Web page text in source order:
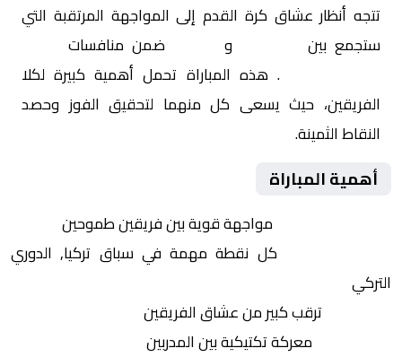
تتجه أنظار عشاق كرة القدم إلى المواجهة المرتقبة التي
ستجمع بين
وغوز تبة ضمن منافسات
. هذه المباراة تحمل أهمية كبيرة لكلا
الفريقين، حيث يسعى كل منهما لتحقيق الفوز وحصد
النقاط الثمينة.
أهمية المباراة
مواجهة قوية بين فريقين طموحين
كل نقطة مهمة في سباق تركيا, الدوري
التركي
ترقب كبير من عشاق الفريقين
معركة تكتيكية بين المدربين